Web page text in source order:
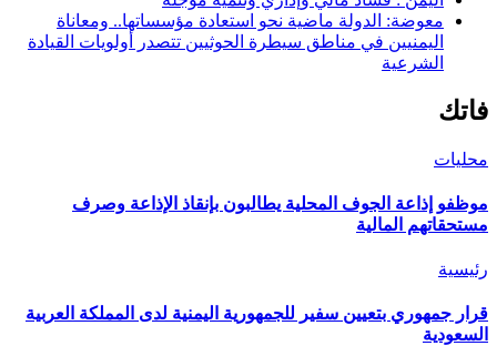
معوضة: الدولة ماضية نحو استعادة مؤسساتها.. ومعاناة
اليمنيين في مناطق سيطرة الحوثيين تتصدر أولويات القيادة
الشرعية
فاتك
محليات
موظفو إذاعة الجوف المحلية يطالبون بإنقاذ الإذاعة وصرف
مستحقاتهم المالية
رئيسية
قرار جمهوري بتعيين سفير للجمهورية اليمنية لدى المملكة العربية
السعودية